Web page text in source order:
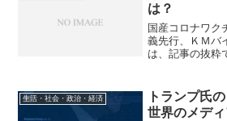
は？
国産コロナワ
義先行、ＫＭバ
は、記事の抜粋
国内を中心に後
進む企業が増え
生活・社会・政治・経済
トランプ氏
世界のメデ